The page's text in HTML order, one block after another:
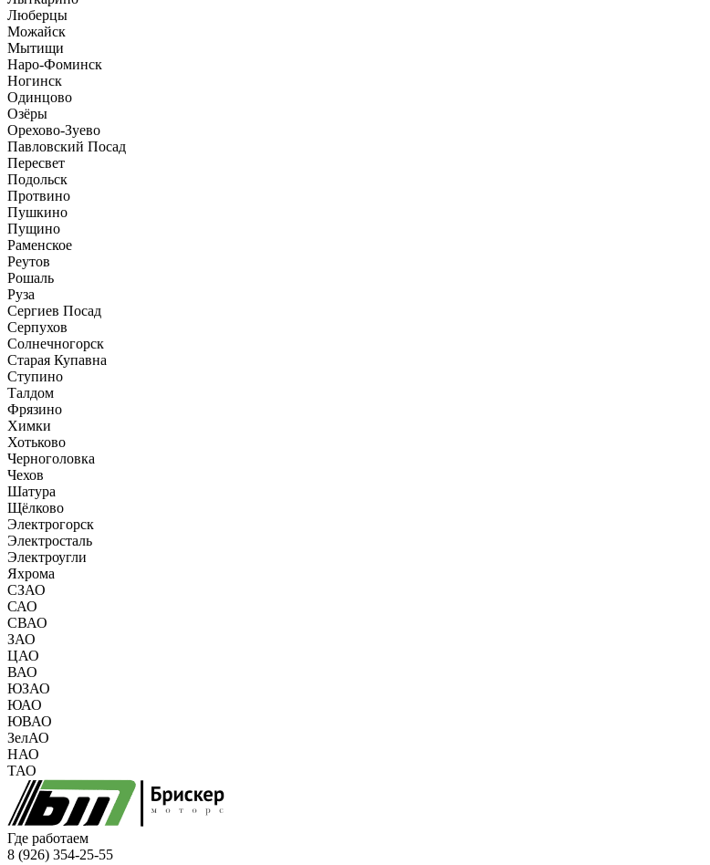
Люберцы
Можайск
Мытищи
Наро-Фоминск
Ногинск
Одинцово
Озёры
Орехово-Зуево
Павловский Посад
Пересвет
Подольск
Протвино
Пушкино
Пущино
Раменское
Реутов
Рошаль
Руза
Сергиев Посад
Серпухов
Солнечногорск
Старая Купавна
Ступино
Талдом
Фрязино
Химки
Хотьково
Черноголовка
Чехов
Шатура
Щёлково
Электрогорск
Электросталь
Электроугли
Яхрома
СЗАО
САО
СВАО
ЗАО
ЦАО
ВАО
ЮЗАО
ЮАО
ЮВАО
ЗелАО
НАО
ТАО
Где работаем
8 (926) 354-25-55